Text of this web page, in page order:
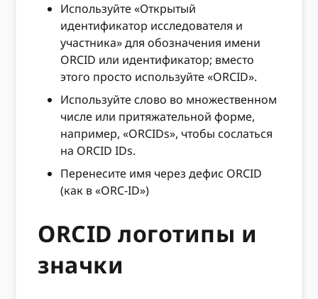
Используйте «Открытый
идентификатор исследователя и
участника» для обозначения имени
ORCID или идентификатор; вместо
этого просто используйте «ORCID».
Используйте слово во множественном
числе или притяжательной форме,
например, «ORCIDs», чтобы сослаться
на ORCID IDs.
Перенесите имя через дефис ORCID
(как в «ORC-ID»)
ORCID логотипы и
значки